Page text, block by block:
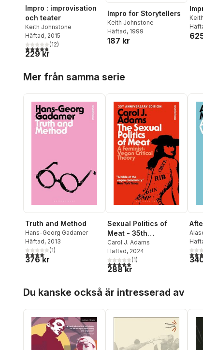
Impro : improvisation
och teater
Keith Johnstone
Häftad, 2015
4,8utav 5 stjärnor. Totalt antal röster:
(12)
229 kr
Impro for Storytellers
Keith Johnstone
Häftad, 1999
187 kr
Mer från samma serie
Truth and Method
Hans-Georg Gadamer
Häftad, 2013
4,0utav 5 stjärnor. Totalt antal röster:
(1)
376 kr
Sexual Politics of
Meat - 35th
Anniversary Edition
Carol J. Adams
Häftad, 2024
5,0utav 5 stjärnor. Totalt antal
(1)
288 kr
3,5
Du kanske också är intresserad av